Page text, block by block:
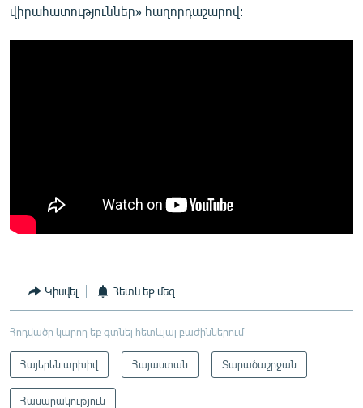
վիրահատություններ» հաղորդաշարով:
Կիսվել Հետևեք մեզ
Հոդվածը կարող եք գտնել հետևյալ բաժիններում
Հայերեն արխիվ Հայաստան Տարածաշրջան
Հասարակություն